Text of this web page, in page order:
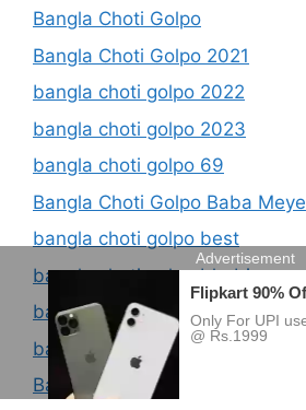
Bangla Choti Golpo
Bangla Choti Golpo 2021
bangla choti golpo 2022
bangla choti golpo 2023
bangla choti golpo 69
Bangla Choti Golpo Baba Meye
bangla choti golpo best
bangla choti golpo bhabi
bangla choti golpo blogspot
bangla choti golpo boi
Bangla Choti Golpo Free